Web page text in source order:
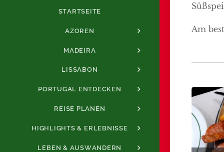
STARTSEITE
AZOREN
MADEIRA
LISSABON
PORTUGAL ENTDECKEN
REISE PLANEN
HIGHLIGHTS & ERLEBNISSE
LEBEN & AUSWANDERN
Am